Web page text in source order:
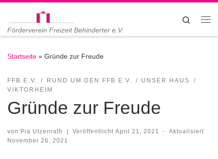
Zum Inhalt springen
Förderverein Freizeit Behinderter e.V.
Search
Startseite » Gründe zur Freude
FFB E.V. RUND UM DEN FFB E.V.
UNSER HAUS
VIKTORHEIM
Gründe zur Freude
von Pia Utzenrath | Veröffentlicht April 21, 2021 -
Aktualisiert
November 26, 2021